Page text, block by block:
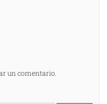
un comentario.